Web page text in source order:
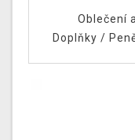
Oblečení
Doplňky /